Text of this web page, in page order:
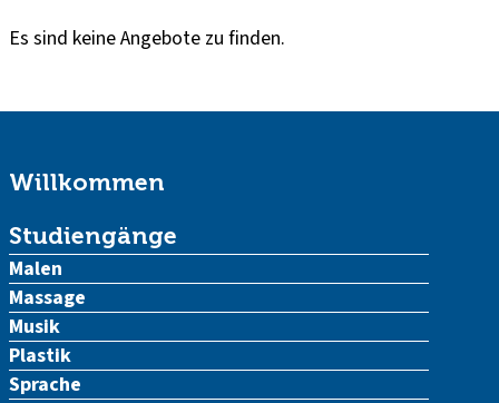
Es sind keine Angebote zu finden.
Willkommen
Studiengänge
Malen
Massage
Musik
Plastik
Sprache